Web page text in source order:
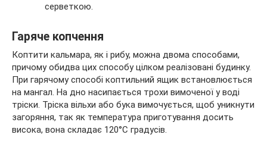
серветкою.
Гаряче копчення
Коптити кальмара, як і рибу, можна двома способами,
причому обидва цих способу цілком реалізовані будинку.
При гарячому способі коптильний ящик встановлюється
на мангал. На дно насипається трохи вимоченої у воді
тріски. Тріска вільхи або бука вимочується, щоб уникнути
загоряння, так як температура приготування досить
висока, вона складає 120°C градусів.